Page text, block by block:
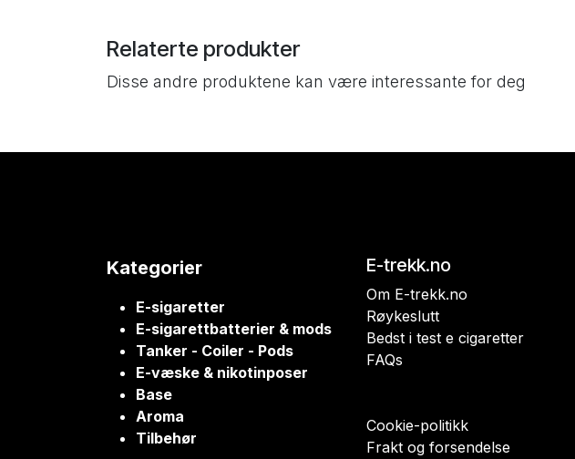
Relaterte produkter
Disse andre produktene kan være interessante for deg
Kategorier
E-sigaretter
E-sigarettbatterier & mods
Tanker - Coiler - Pods
E-væske & nikotinposer
Base
Aroma
Tilbehør
E-trekk.no
Om E-trekk.no
Røykeslutt
Bedst i test e cigaretter
FAQs
Cookie-politikk
Frakt og forsendelse